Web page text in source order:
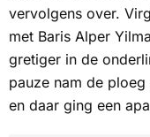
vervolgens over.
met Baris Alper
gretiger in de
pauze nam de
en daar ging een